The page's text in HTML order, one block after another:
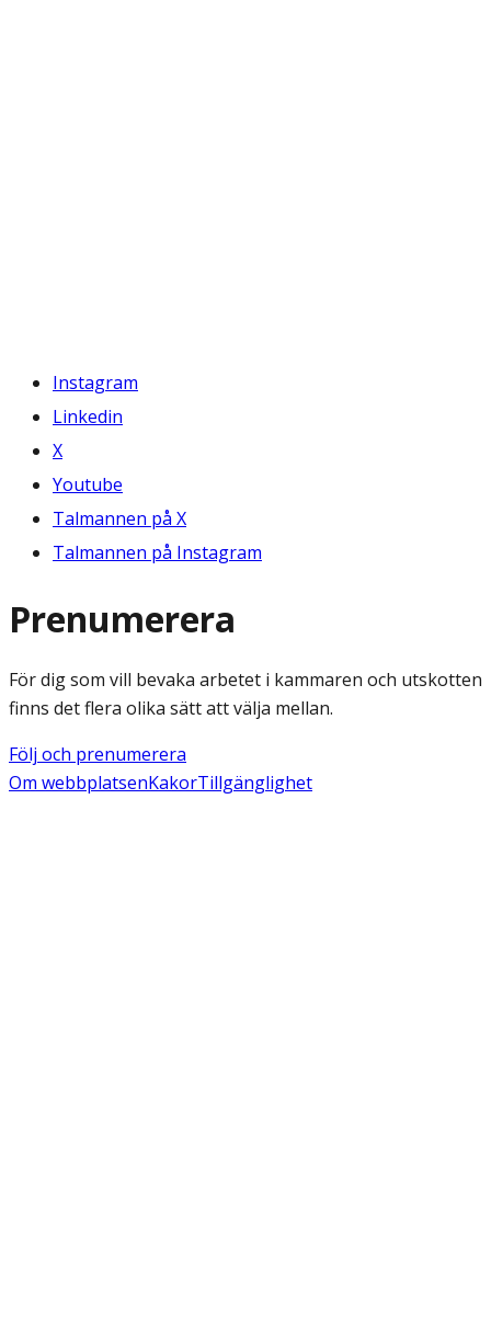
Instagram
Linkedin
X
Youtube
Talmannen på X
Talmannen på Instagram
Prenumerera
För dig som vill bevaka arbetet i kammaren och utskotten
finns det flera olika sätt att välja mellan.
Följ och prenumerera
Om webbplatsenKakorTillgänglighet